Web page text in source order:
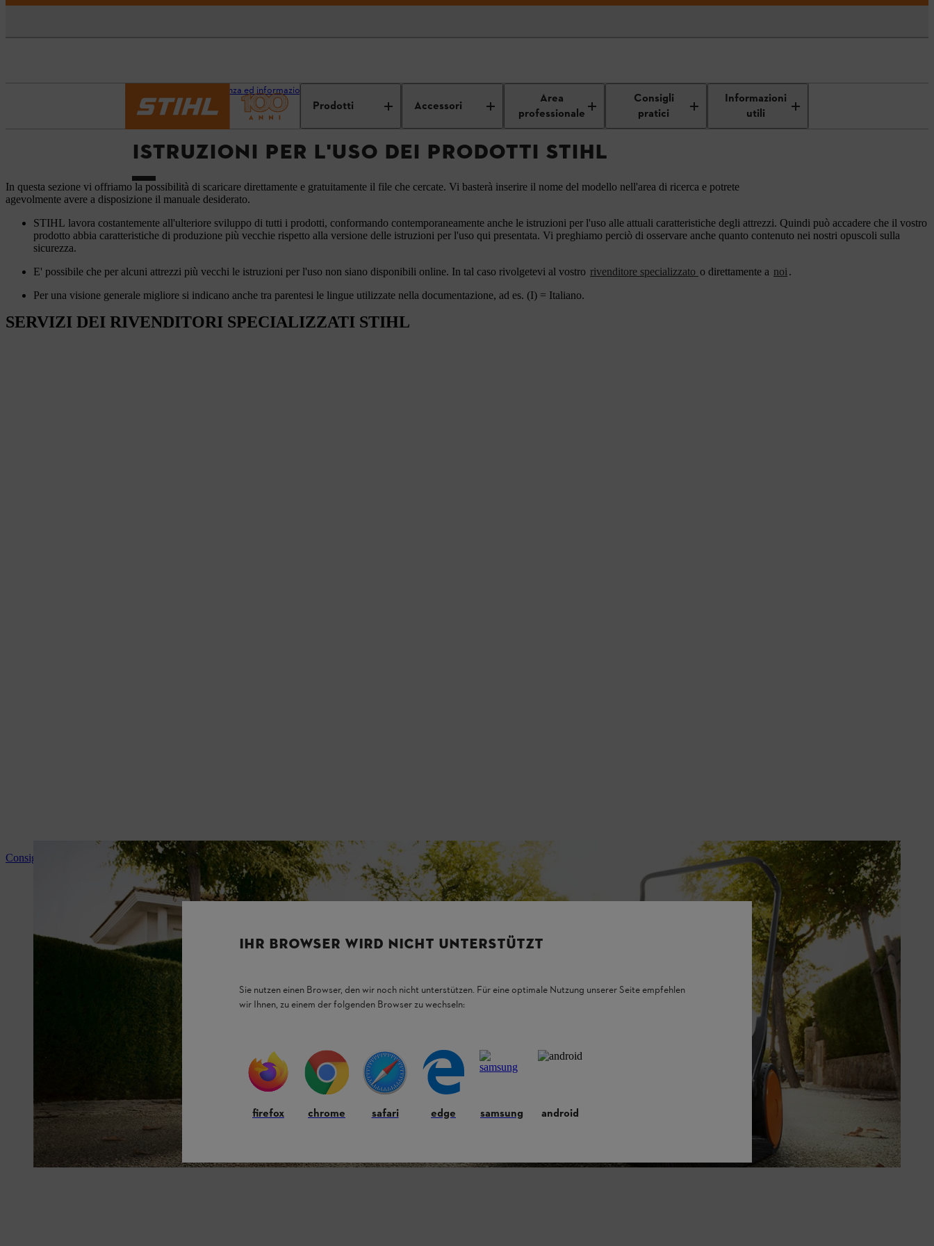
Prodotti Accessori
Area
professionale
Consigli
pratici
Informazioni
utili
Assistenza ed informazioni
ISTRUZIONI PER L'USO DEI PRODOTTI STIHL
In questa sezione vi offriamo la possibilità di scaricare direttamente e gratuitamente il file che cercate. Vi basterà inserire il nome del modello nell'area di ricerca e potrete
agevolmente avere a disposizione il manuale desiderato.
STIHL lavora costantemente all'ulteriore sviluppo di tutti i prodotti, conformando contemporaneamente anche le istruzioni per l'uso alle attuali caratteristiche degli attrezzi. Quindi può accadere che il vostro
prodotto abbia caratteristiche di produzione più vecchie rispetto alla versione delle istruzioni per l'uso qui presentata. Vi preghiamo perciò di osservare anche quanto contenuto nei nostri opuscoli sulla
sicurezza.
E' possibile che per alcuni attrezzi più vecchi le istruzioni per l'uso non siano disponibili online. In tal caso rivolgetevi al vostro rivenditore specializzato o direttamente a noi .
Per una visione generale migliore si indicano anche tra parentesi le lingue utilizzate nella documentazione, ad es. (I) = Italiano.
SERVIZI DEI RIVENDITORI SPECIALIZZATI STIHL
Consigli e informazioni sui prodotti
IHR BROWSER WIRD NICHT UNTERSTÜTZT
Sie nutzen einen Browser, den wir noch nicht unterstützen. Für eine optimale Nutzung unserer Seite empfehlen
wir Ihnen, zu einem der folgenden Browser zu wechseln:
firefox chrome safari edge samsung android